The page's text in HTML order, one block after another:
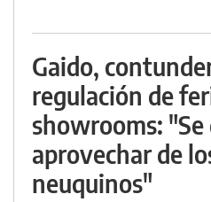
Gaido,
regulación de
showrooms: "Se
aprovechar de
neuquinos"